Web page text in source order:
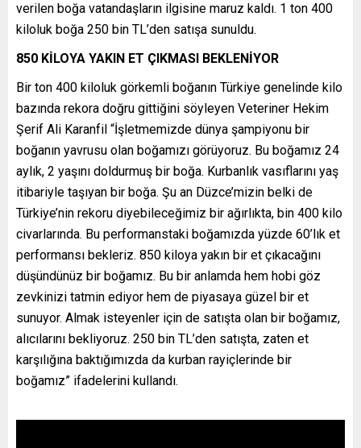
verilen boğa vatandaşların ilgisine maruz kaldı. 1 ton 400
kiloluk boğa 250 bin TL’den satışa sunuldu.
850 KİLOYA YAKIN ET ÇIKMASI BEKLENİYOR
Bir ton 400 kiloluk görkemli boğanın Türkiye genelinde kilo
bazında rekora doğru gittiğini söyleyen Veteriner Hekim
Şerif Ali Karanfil “İşletmemizde dünya şampiyonu bir
boğanın yavrusu olan boğamızı görüyoruz. Bu boğamız 24
aylık, 2 yaşını doldurmuş bir boğa. Kurbanlık vasıflarını yaş
itibariyle taşıyan bir boğa. Şu an Düzce’mizin belki de
Türkiye’nin rekoru diyebileceğimiz bir ağırlıkta, bin 400 kilo
civarlarında. Bu performanstaki boğamızda yüzde 60’lık et
performansı bekleriz. 850 kiloya yakın bir et çıkacağını
düşündünüz bir boğamız. Bu bir anlamda hem hobi göz
zevkinizi tatmin ediyor hem de piyasaya güzel bir et
sunuyor. Almak isteyenler için de satışta olan bir boğamız,
alıcılarını bekliyoruz. 250 bin TL’den satışta, zaten et
karşılığına baktığımızda da kurban rayiçlerinde bir
boğamız” ifadelerini kullandı.